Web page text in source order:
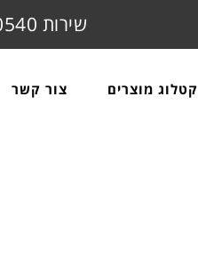
שירות 054-2060540 (24/7)
קטלוג מוצרים צור קשר